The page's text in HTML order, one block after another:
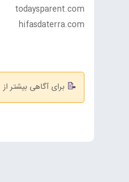
todaysparent.com
hifasdaterra.com
برای آگاهی بیشتر از